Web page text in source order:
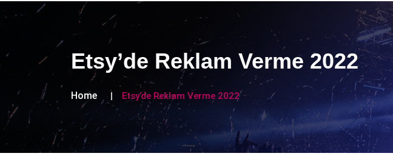
Etsy’de Reklam Verme 2022
Home Etsy’de Reklam Verme 2022